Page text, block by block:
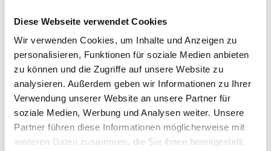
Diese Webseite verwendet Cookies
Wir verwenden Cookies, um Inhalte und Anzeigen zu
personalisieren, Funktionen für soziale Medien anbieten
zu können und die Zugriffe auf unsere Website zu
analysieren. Außerdem geben wir Informationen zu Ihrer
Verwendung unserer Website an unsere Partner für
soziale Medien, Werbung und Analysen weiter. Unsere
Partner führen diese Informationen möglicherweise mit
weiteren Daten zusammen, die Sie ihnen bereitgestellt